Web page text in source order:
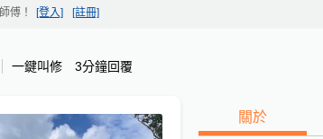
傅 ！ [登入] [註冊]
一鍵叫修 3分鐘回覆
關於